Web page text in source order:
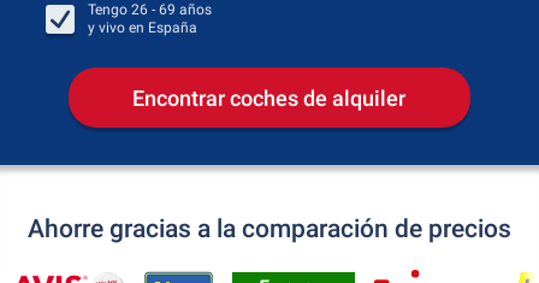
Tengo 26 - 69 años
y vivo en España
Encontrar coches de alquiler
Ahorre gracias a la comparación de precios